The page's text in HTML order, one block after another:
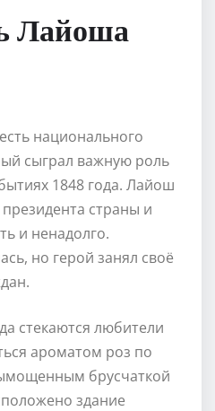
Лайоша
национального
сыграл важную роль
1848 года. Лайош
страны и
и ненадолго.
но герой занял своё
стекаются любители
ароматом роз по
брусчаткой
здание